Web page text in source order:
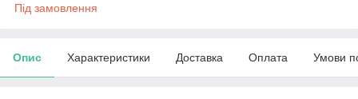
Під замовлення
Опис Характеристики Доставка Оплата Умови